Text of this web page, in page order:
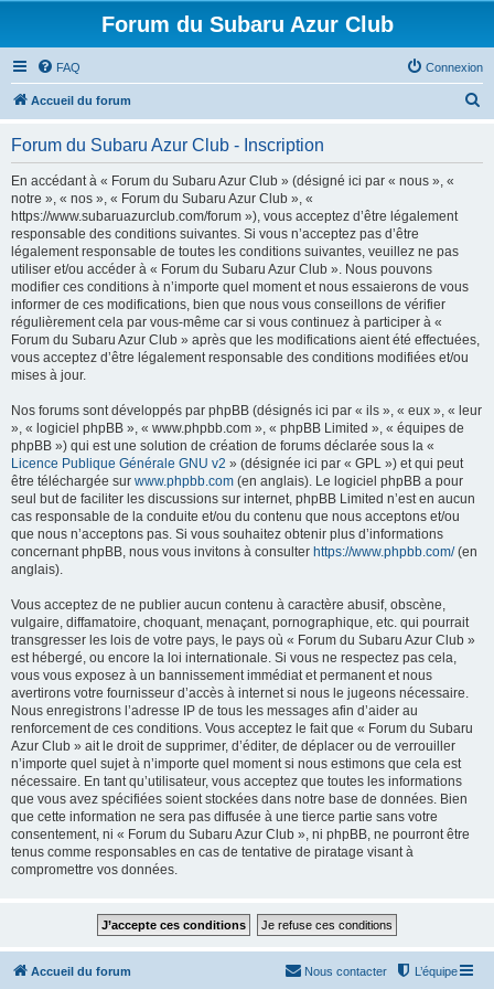
Forum du Subaru Azur Club
FAQ Connexion
Accueil du forum
Forum du Subaru Azur Club - Inscription
En accédant à « Forum du Subaru Azur Club » (désigné ici par « nous », «
notre », « nos », « Forum du Subaru Azur Club », «
https://www.subaruazurclub.com/forum »), vous acceptez d’être légalement
responsable des conditions suivantes. Si vous n’acceptez pas d’être
légalement responsable de toutes les conditions suivantes, veuillez ne pas
utiliser et/ou accéder à « Forum du Subaru Azur Club ». Nous pouvons
modifier ces conditions à n’importe quel moment et nous essaierons de vous
informer de ces modifications, bien que nous vous conseillons de vérifier
régulièrement cela par vous-même car si vous continuez à participer à «
Forum du Subaru Azur Club » après que les modifications aient été effectuées,
vous acceptez d’être légalement responsable des conditions modifiées et/ou
mises à jour.
Nos forums sont développés par phpBB (désignés ici par « ils », « eux », « leur
», « logiciel phpBB », « www.phpbb.com », « phpBB Limited », « équipes de
phpBB ») qui est une solution de création de forums déclarée sous la «
Licence Publique Générale GNU v2 » (désignée ici par « GPL ») et qui peut
être téléchargée sur www.phpbb.com (en anglais). Le logiciel phpBB a pour
seul but de faciliter les discussions sur internet, phpBB Limited n’est en aucun
cas responsable de la conduite et/ou du contenu que nous acceptons et/ou
que nous n’acceptons pas. Si vous souhaitez obtenir plus d’informations
concernant phpBB, nous vous invitons à consulter https://www.phpbb.com/(en
anglais).
Vous acceptez de ne publier aucun contenu à caractère abusif, obscène,
vulgaire, diffamatoire, choquant, menaçant, pornographique, etc. qui pourrait
transgresser les lois de votre pays, le pays où « Forum du Subaru Azur Club »
est hébergé, ou encore la loi internationale. Si vous ne respectez pas cela,
vous vous exposez à un bannissement immédiat et permanent et nous
avertirons votre fournisseur d’accès à internet si nous le jugeons nécessaire.
Nous enregistrons l’adresse IP de tous les messages afin d’aider au
renforcement de ces conditions. Vous acceptez le fait que « Forum du Subaru
Azur Club » ait le droit de supprimer, d’éditer, de déplacer ou de verrouiller
n’importe quel sujet à n’importe quel moment si nous estimons que cela est
nécessaire. En tant qu’utilisateur, vous acceptez que toutes les informations
que vous avez spécifiées soient stockées dans notre base de données. Bien
que cette information ne sera pas diffusée à une tierce partie sans votre
consentement, ni « Forum du Subaru Azur Club », ni phpBB, ne pourront être
tenus comme responsables en cas de tentative de piratage visant à
compromettre vos données.
Accueil du forum L’équipe
Nous contacter